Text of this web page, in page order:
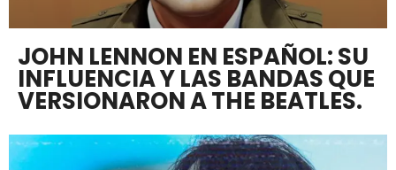
JOHN LENNON EN ESPAÑOL: SU
INFLUENCIA Y LAS BANDAS QUE
VERSIONARON A THE BEATLES.